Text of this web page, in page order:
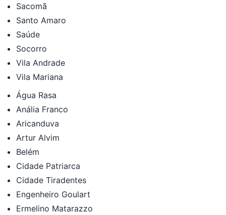
Sacomã
Santo Amaro
Saúde
Socorro
Vila Andrade
Vila Mariana
Água Rasa
Anália Franco
Aricanduva
Artur Alvim
Belém
Cidade Patriarca
Cidade Tiradentes
Engenheiro Goulart
Ermelino Matarazzo